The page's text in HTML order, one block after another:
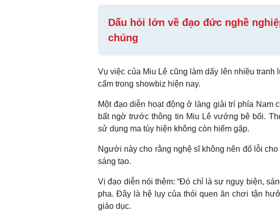
Dấu hỏi lớn về đạo đức nghề
chúng
Vụ việc của Miu Lê cũng làm dấy lên nhiều
cấm trong showbiz hiện nay.
Một đạo diễn hoạt động ở làng giải trí phía Nam
bất ngờ trước thông tin Miu Lê vướng bê bối.
sử dụng ma túy hiện không còn hiếm gặp.
Người này cho rằng nghệ sĩ không nên đổ lỗi
sáng tạo.
Vị đạo diễn nói thêm: “Đó chỉ là sự ngụy biện,
pha. Đây là hệ lụy của thói quen ăn chơi tận
giáo dục.